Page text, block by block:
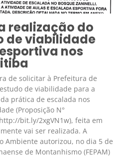
realização do
de viabilidade
nos
de solicitar à Prefeitura de
de viabilidade para a
prática de escalada nos
(Proposição N°
bit.ly/2xgVN1w), feita em
vai ser realizada. A
Ambiente autorizou, no dia 5 de
de Montanhismo (FEPAM)